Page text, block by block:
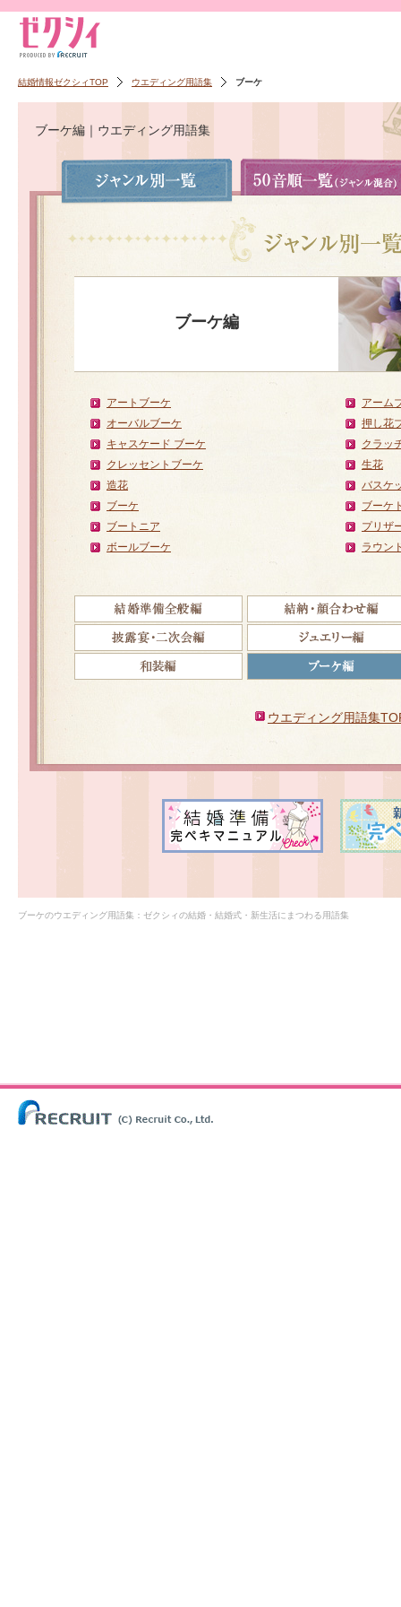
結婚情報ゼクシィTOP ウエディング用語集 ブーケ
ブーケ編｜ウエディング用語集
ブーケ編
アートブーケ
アーム
オーバルブーケ
押し花
キャスケード ブーケ
クラッ
クレッセントブーケ
生花
造花
バスケ
ブーケ
ブーケ
ブートニア
プリザ
ボールブーケ
ラウン
ウエディング用語集
ブーケのウエディング用語集：ゼクシィの結婚・結婚式・新生活にまつわる用語集